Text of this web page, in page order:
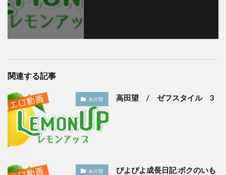
関連する記事
未分類 高田望 / ゼフスタイル 3
未分類
ぴよぴよ成長日記 ボクのいも